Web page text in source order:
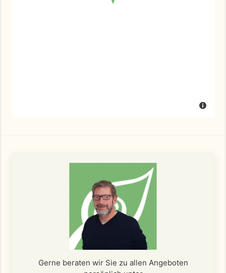
Gerne beraten wir Sie zu allen Angeboten